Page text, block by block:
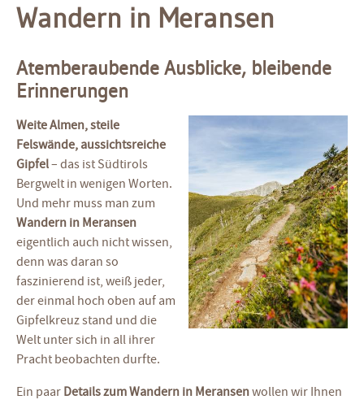
Wandern in Meransen
Atemberaubende Ausblicke, bleibende
Erinnerungen
Weite Almen, steile
Felswände, aussichtsreiche
Gipfel– das ist Südtirols
Bergwelt in wenigen Worten.
Und mehr muss man zum
Wandern in Meransen
eigentlich auch nicht wissen,
denn was daran so
faszinierend ist, weiß jeder,
der einmal hoch oben auf am
Gipfelkreuz stand und die
Welt unter sich in all ihrer
Pracht beobachten durfte.
Ein paar Details zum Wandern in Meransenwollen wir Ihnen